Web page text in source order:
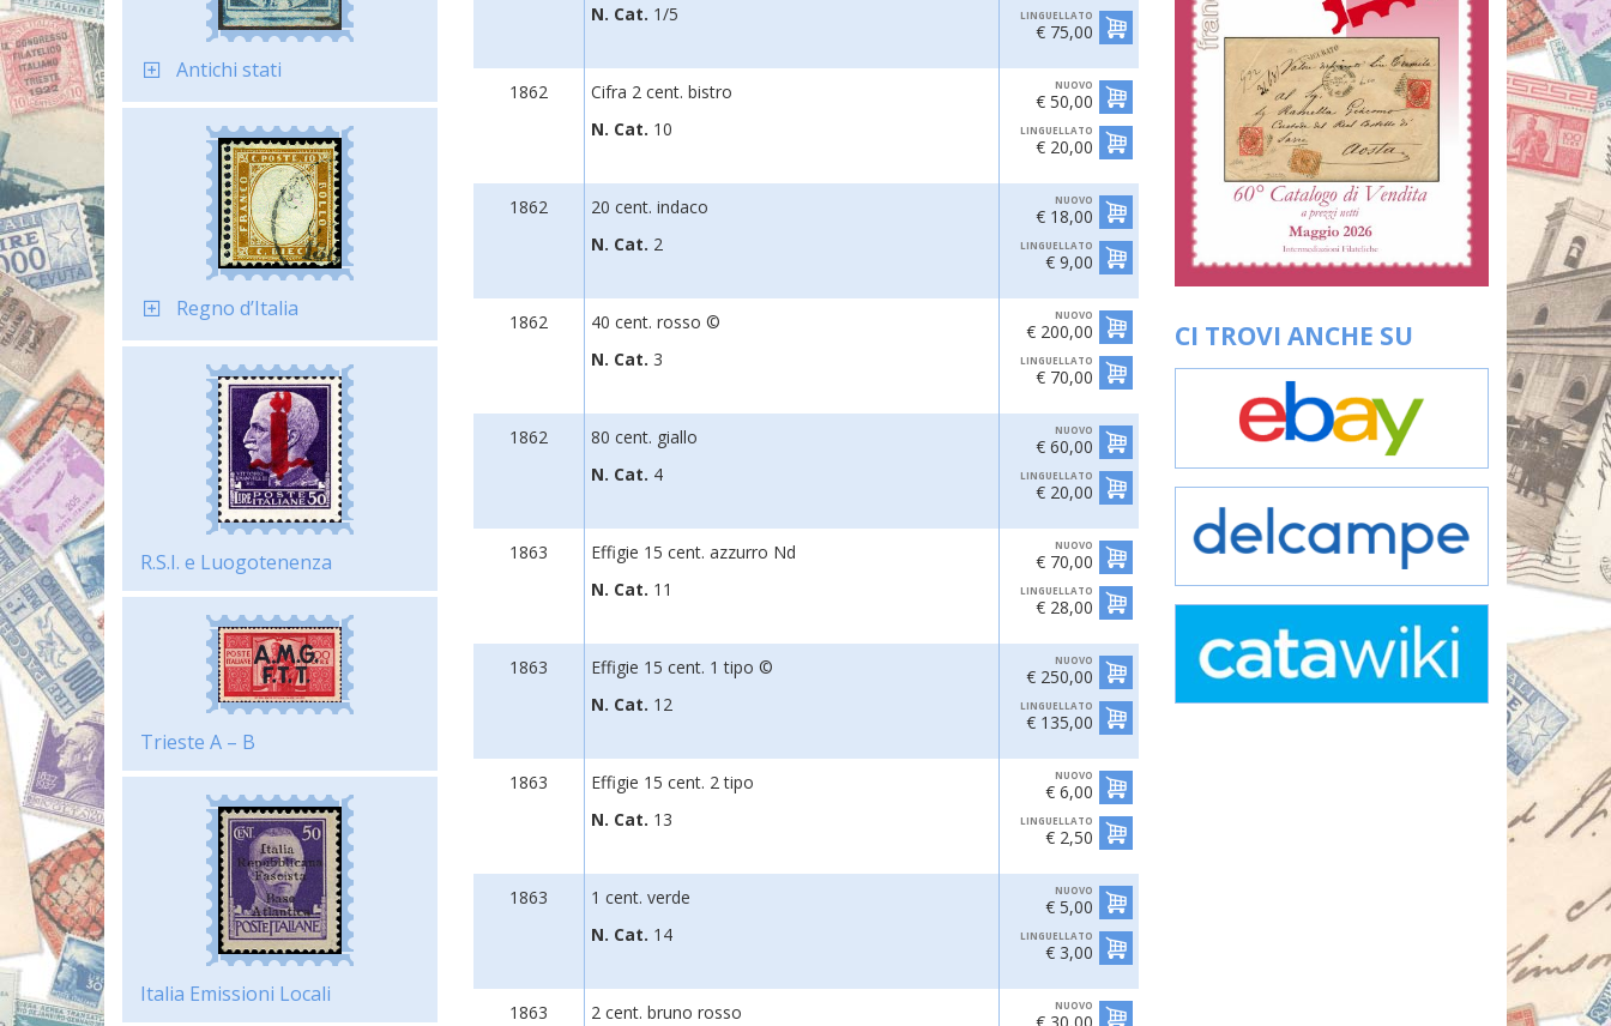
Antichi stati
Regno d’Italia
R.S.I. e Luogotenenza
Trieste A – B
Italia Emissioni Locali
N. Cat. 1/5 LINGUELLATO
€ 75,00
1862
Cifra 2 cent. bistro
N. Cat. 10
NUOVO
€ 50,00
LINGUELLATO
€ 20,00
1862
20 cent. indaco
N. Cat. 2
NUOVO
€ 18,00
LINGUELLATO
€ 9,00
1862
40 cent. rosso ©
N. Cat. 3
NUOVO
€ 200,00
LINGUELLATO
€ 70,00
1862
80 cent. giallo
N. Cat. 4
NUOVO
€ 60,00
LINGUELLATO
€ 20,00
1863
Effigie 15 cent. azzurro Nd
N. Cat. 11
NUOVO
€ 70,00
LINGUELLATO
€ 28,00
1863
Effigie 15 cent. 1 tipo ©
N. Cat. 12
NUOVO
€ 250,00
LINGUELLATO
€ 135,00
1863
Effigie 15 cent. 2 tipo
N. Cat. 13
NUOVO
€ 6,00
LINGUELLATO
€ 2,50
1863
1 cent. verde
N. Cat. 14
NUOVO
€ 5,00
LINGUELLATO
€ 3,00
1863
2 cent. bruno rosso
NUOVO
CI TROVI ANCHE SU